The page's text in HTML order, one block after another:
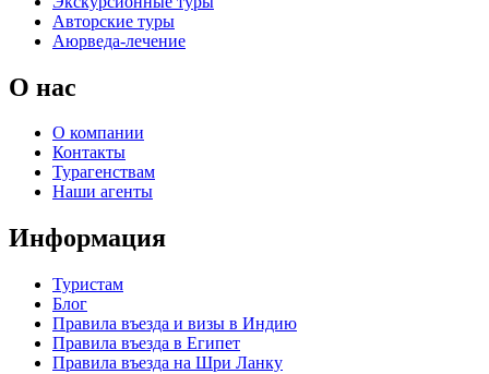
Авторские туры
Аюрведа-лечение
О нас
О компании
Контакты
Турагенствам
Наши агенты
Информация
Туристам
Блог
Правила въезда и визы в Индию
Правила въезда в Египет
Правила въезда на Шри Ланку